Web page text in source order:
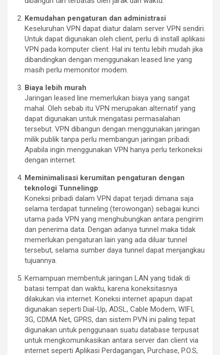
Kemudahan pengaturan dan administrasi
Keseluruhan VPN dapat diatur dalam server VPN sendiri.
Untuk dapat digunakan oleh client, perlu di install aplikasi
VPN pada komputer client. Hal ini tentu lebih mudah jika
dibandingkan dengan menggunakan leased line yang
masih perlu memonitor modem.
Biaya lebih murah
Jaringan leased line memerlukan biaya yang sangat
mahal. Oleh sebab itu VPN merupakan alternatif yang
dapat digunakan untuk mengatasi permasalahan
tersebut. VPN dibangun dengan menggunakan jaringan
milik publik tanpa perlu membangun jaringan pribadi.
Apabila ingin menggunakan VPN hanya perlu terkoneksi
dengan internet.
Meminimalisasi kerumitan pengaturan dengan
teknologi Tunnelingp
Koneksi pribadi dalam VPN dapat terjadi dimana saja
selama terdapat tunneling (terowongan) sebagai kunci
utama pada VPN yang menghubungkan antara pengirim
dan penerima data. Dengan adanya tunnel maka tidak
memerlukan pengaturan lain yang ada diluar tunnel
tersebut, selama sumber daya tunnel dapat menjangkau
tujuannya.
Kemampuan membentuk jaringan LAN yang tidak di
batasi tempat dan waktu, karena koneksitasnya
dilakukan via internet. Koneksi internet apapun dapat
digunakan seperti Dial-Up, ADSL, Cable Modem, WIFI,
3G, CDMA Net, GPRS, dan sistem PVN ini paling tepat
digunakan untuk penggunaan suatu database terpusat
untuk mengkomunikasikan antara server dan client via
internet seperti Aplikasi Perdagangan, Purchase, P.O.S,